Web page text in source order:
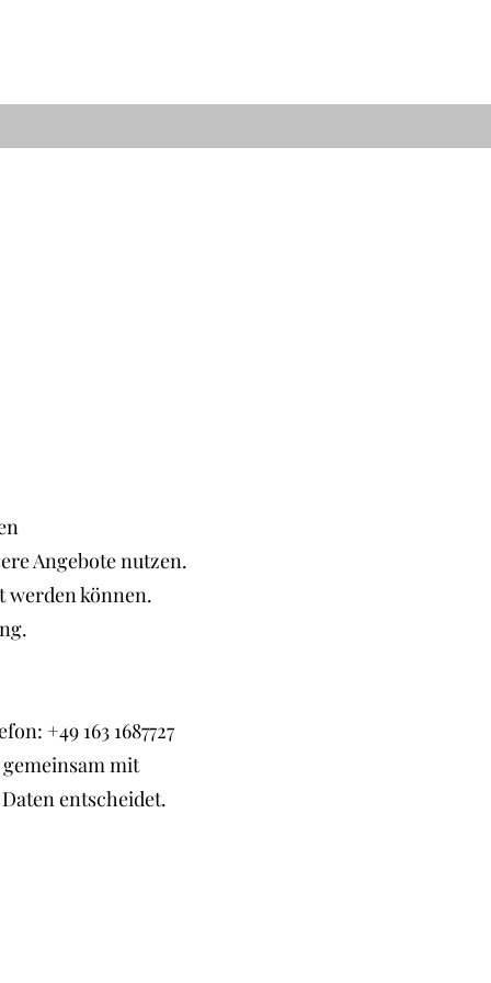
Angebote nutzen.
werden können.
+49 163 1687727
mit
entscheidet.